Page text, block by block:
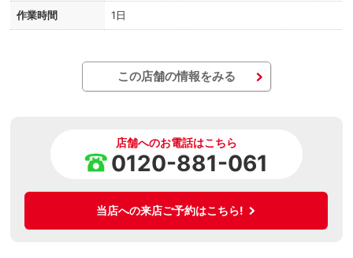
作業時間 1日
この店舗の情報をみる
店舗へのお電話はこちら
0120-881-061
当店への来店ご予約はこちら!